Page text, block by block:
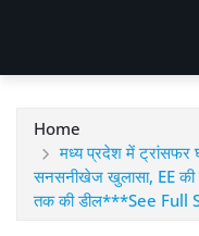
Home
मध्य प्रदेश में ट्रांसफर
सनसनीखेज खुलासा, EE की
तक की डील***See Full